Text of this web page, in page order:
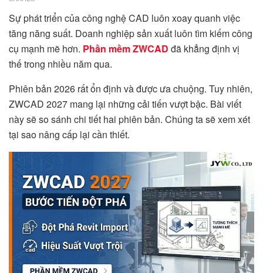
Sự phát triển của công nghệ CAD luôn xoay quanh việc
tăng năng suất. Doanh nghiệp sản xuất luôn tìm kiếm công
cụ mạnh mẽ hơn. Phần mềm ZWCAD đã khẳng định vị
thế trong nhiều năm qua.
Phiên bản 2026 rất ổn định và được ưa chuộng. Tuy nhiên,
ZWCAD 2027 mang lại những cải tiến vượt bậc. Bài viết
này sẽ so sánh chi tiết hai phiên bản. Chúng ta sẽ xem xét
tại sao nâng cấp lại cần thiết.